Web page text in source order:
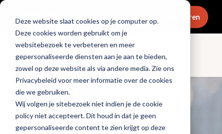
Deze website slaat cookies op je computer op.
Deze cookies worden gebruikt om je
websitebezoek te verbeteren en meer
gepersonaliseerde diensten aan je aan te bieden,
zowel op deze website als via andere media. Zie ons
Privacybeleid voor meer informatie over de cookies
die we gebruiken.
Wij volgen je sitebezoek niet indien je de cookie
policy niet accepteert. Dit houd in dat je geen
gepersonaliseerde content te zien krijgt op deze
Menu Abonneren
Columns